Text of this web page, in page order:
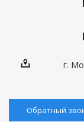
г.
Обратный